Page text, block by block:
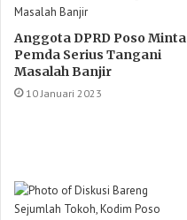
Anggota DPRD Poso Minta
Pemda Serius Tangani
Masalah Banjir
10 Januari 2023